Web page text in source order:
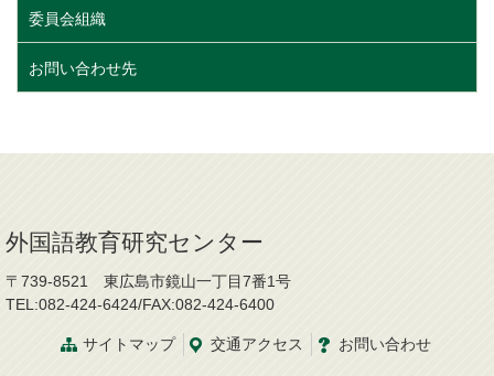
委員会組織
お問い合わせ先
外国語教育研究センター
〒739-8521 東広島市鏡山一丁目7番1号
TEL:082-424-6424/FAX:082-424-6400
サイトマップ 交通アクセス お問い合わせ